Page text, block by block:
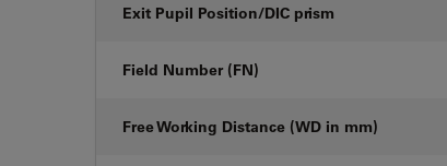
Exit Pupil Position/DIC prism
Field Number (FN)
Free Working Distance (WD in mm)